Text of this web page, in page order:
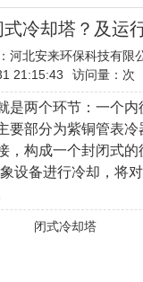
冷却塔？及运
河北安来环保科技有限
21:15:43
访问量： 次
是两个环节：一个内
要部分为紫铜管表
，构成一个封闭式的
设备进行冷却，将